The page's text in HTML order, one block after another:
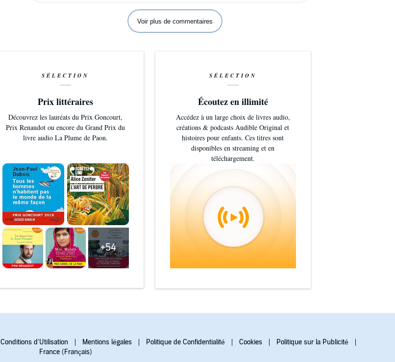
Voir plus de commentaires
SÉLECTION
Prix littéraires
Découvrez les lauréats du Prix Goncourt,
Prix Renaudot ou encore du Grand Prix du
livre audio La Plume de Paon.
+54
SÉLECTION
Écoutez en illimité
Accédez à un large choix de livres audio,
créations & podcasts Audible Original et
histoires pour enfants. Ces titres sont
disponibles en streaming et en
téléchargement.
Conditions d'Utilisation Mentions légales Politique de Confidentialité Cookies
Politique sur la Publicité
France (Français)